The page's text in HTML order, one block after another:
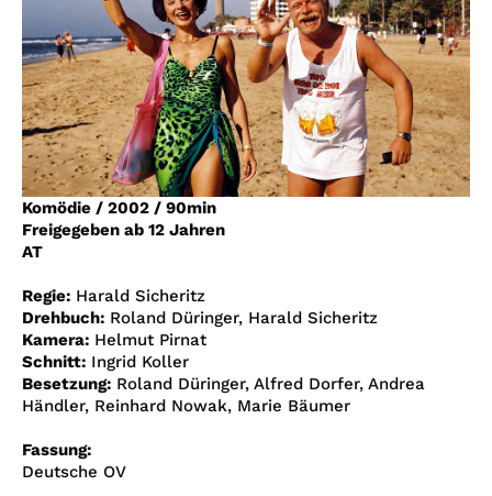
So geht’s
Filmpakete
Gutscheine
& Filmpässe
Account
Suche
Komödie / 2002 / 90min
Freigegeben ab 12 Jahren
AT
Regie: Harald Sicheritz
Drehbuch: Roland Düringer, Harald Sicheritz
Kamera: Helmut Pirnat
Schnitt: Ingrid Koller
Besetzung: Roland Düringer, Alfred Dorfer, Andrea
Händler, Reinhard Nowak, Marie Bäumer
Fassung:
Deutsche OV